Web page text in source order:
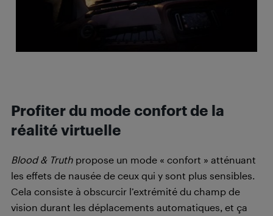
Profiter du mode confort de la
réalité virtuelle
Blood & Truth propose un mode « confort » atténuant
les effets de nausée de ceux qui y sont plus sensibles.
Cela consiste à obscurcir l’extrémité du champ de
vision durant les déplacements automatiques, et ça